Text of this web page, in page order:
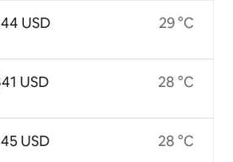
USD
USD
USD
29 °C
28 °C
28 °C